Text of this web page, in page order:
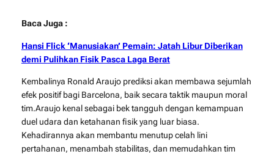
Baca Juga :
Hansi Flick ‘Manusiakan’ Pemain: Jatah Libur Diberikan
demi Pulihkan Fisik Pasca Laga Berat
Kembalinya Ronald Araujo prediksi akan membawa sejumlah
efek positif bagi Barcelona, baik secara taktik maupun moral
tim.Araujo kenal sebagai bek tangguh dengan kemampuan
duel udara dan ketahanan fisik yang luar biasa.
Kehadirannya akan membantu menutup celah lini
pertahanan, menambah stabilitas, dan memudahkan tim